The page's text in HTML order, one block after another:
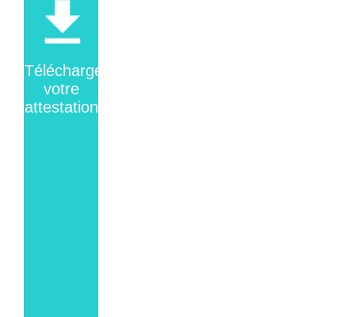
Téléchargez
votre
attestation